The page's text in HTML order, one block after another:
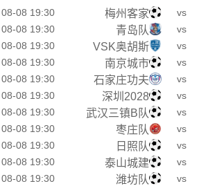
08-08 19:30 梅州客家 vs
08-08 19:30 青岛队 vs
08-08 19:30 VSK奥胡斯 vs
08-08 19:30 南京城市 vs
08-08 19:30 石家庄功夫 vs
08-08 19:30 深圳2028 vs
08-08 19:30 武汉三镇B队 vs
08-08 19:30 枣庄队 vs
08-08 19:30 日照队 vs
08-08 19:30 泰山城建 vs
08-08 19:30 潍坊队 vs